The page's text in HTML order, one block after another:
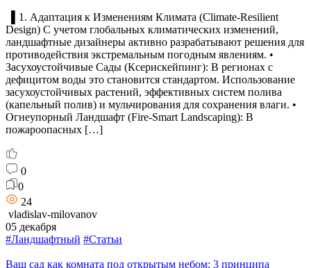
▌1. Адаптация к Изменениям Климата (Climate-Resilient
Design) С учетом глобальных климатических изменений,
ландшафтные дизайнеры активно разрабатывают решения для
противодействия экстремальным погодным явлениям. •
Засухоустойчивые Сады (Ксерискейпинг): В регионах с
дефицитом воды это становится стандартом. Использование
засухоустойчивых растений, эффективных систем полива
(капельный полив) и мульчирования для сохранения влаги. •
Огнеупорный Ландшафт (Fire-Smart Landscaping): В
пожароопасных […]
0
0
24
vladislav-milovanov
05 декабря
#Ландшафтный #Статьи
Ваш сад как комната под открытым небом: 3 принципа